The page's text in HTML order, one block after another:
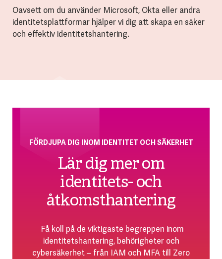
Oavsett om du använder Microsoft, Okta eller andra
identitetsplattformar hjälper vi dig att skapa en säker
och effektiv identitetshantering.
FÖRDJUPA DIG INOM IDENTITET OCH SÄKERHET
Lär dig mer om
identitets- och
åtkomsthantering
Få koll på de viktigaste begreppen inom
identitetshantering, behörigheter och
cybersäkerhet – från IAM och MFA till Zero